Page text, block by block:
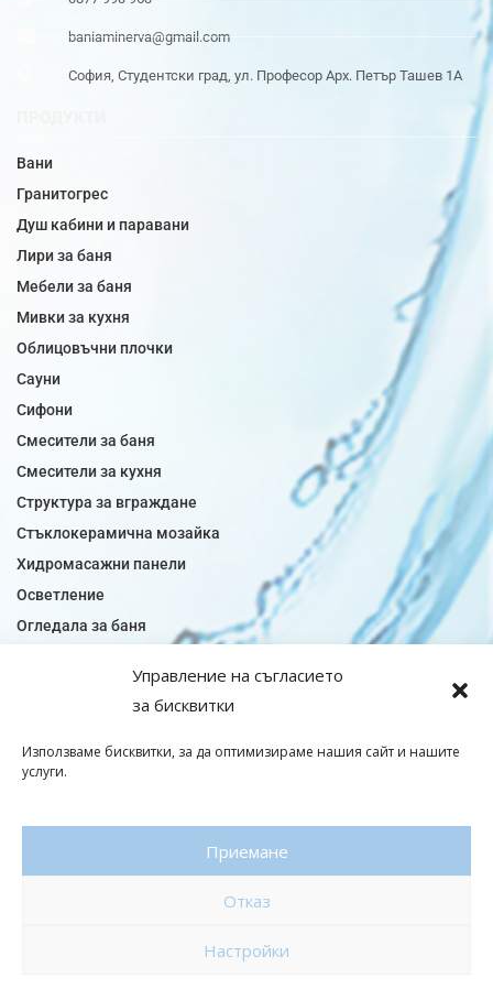
Управление на съгласието
за бисквитки
Използваме бисквитки, за да оптимизираме нашия сайт и нашите
услуги.
Приемане
Отказ
Настройки
baniaminerva@gmail.com
София, Студентски град, ул. Професор Арх. Петър Ташев 1А
Вани
Гранитогрес
Душ кабини и паравани
Лири за баня
Мебели за баня
Мивки за кухня
Облицовъчни плочки
Сауни
Сифони
Смесители за баня
Смесители за кухня
Структура за вграждане
Стъклокерамична мозайка
Хидромасажни панели
Осветление
Огледала за баня
Плочки за кухня
Подови лентова сифони
Подови плочки
Политика за поверителност